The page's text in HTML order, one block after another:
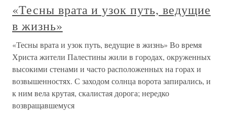
«Тесны врата и узок путь, ведущие
в жизнь»
«Тесны врата и узок путь, ведущие в жизнь» Во время
Христа жители Палестины жили в городах, окруженных
высокими стенами и часто расположенных на горах и
возвышенностях. С заходом солнца ворота запирались, и
к ним вела крутая, скалистая дорога; нередко
возвращавшемуся